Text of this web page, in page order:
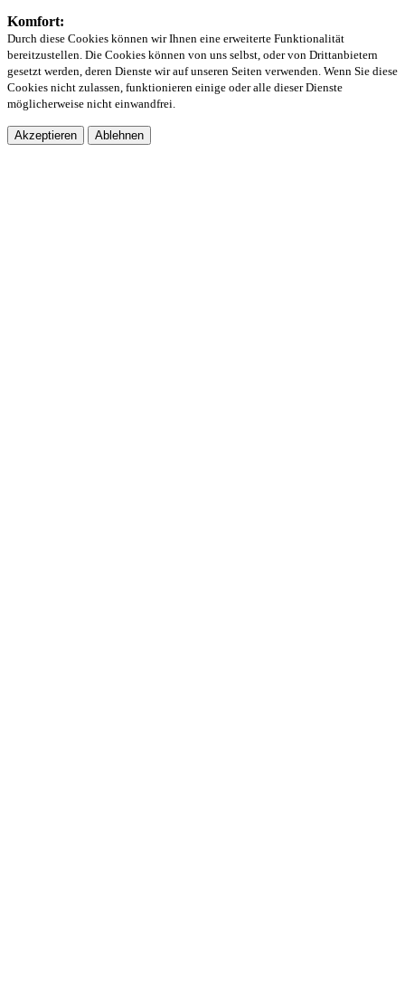
Komfort:
Durch diese Cookies können wir Ihnen eine erweiterte Funktionalität
bereitzustellen. Die Cookies können von uns selbst, oder von Drittanbietern
gesetzt werden, deren Dienste wir auf unseren Seiten verwenden. Wenn Sie diese
Cookies nicht zulassen, funktionieren einige oder alle dieser Dienste
möglicherweise nicht einwandfrei.
Akzeptieren Ablehnen